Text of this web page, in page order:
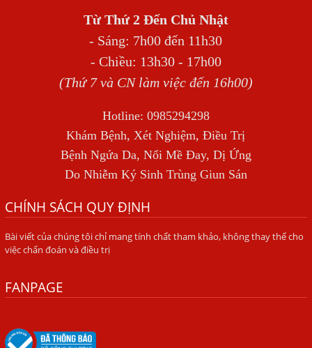
Địa Chỉ Điều Trị Bệnh Sán Dây Uy Tín Tại Hà Nội
TỔNG QUAN VỀ NHIỄM GIUN LƯƠN
Đầu Hàng Vì Trị Nhiều Lần Không Khỏi
NHIỄM TRÙNG NÃO DO AMIP, VIÊM MÀNG NÃO DO AMIP
NGUYÊN PHÁT
Trị Bệnh Hôi Miệng Do Nhiễm Ký Sinh Trùng Giun Sán
Có Nên Quá Lo Lắng Khi Bị Ngứa Kéo Dài Do Nhiễm Giun
Đũa Chó Mèo?
Mẩn Ngứa Da Do Giun Sán Cách Phát Hiện Nhiễm Sán
Từ Thứ 2 Đến Chủ Nhật
- Sáng: 7h00 đến 11h30
- Chiều: 13h30 - 17h00
(Thứ 7 và CN làm việc đến 16h00)
Hotline: 0985294298
Khám Bệnh, Xét Nghiệm, Điều Trị
Bệnh Ngứa Da, Nổi Mề Đay, Dị Ứng
Do Nhiễm Ký Sinh Trùng Giun Sán
CHÍNH SÁCH QUY ĐỊNH
Bài viết của chúng tôi chỉ mang tính chất tham khảo, không thay thế cho
việc chẩn đoán và điều trị
FANPAGE